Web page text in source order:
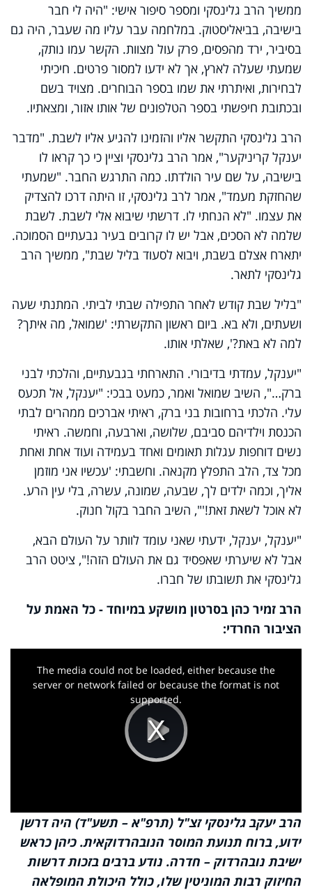
ממשיך הרב גלינסקי ומספר סיפור אישי: "היה לי חבר
בישיבה, בביאליסטוק. במלחמה עבר עליו מה שעבר, היה גם
בסיביר, ירד מהפסים, פרק עול מצוות. הקשר עמו נותק,
שמעתי שעלה לארץ, אך לא ידעו למסור פרטים. חיכיתי
לבחירות, ואיתרתי את שמו בספר הבוחרים. מצויד בשם
ובכתובת חיפשתי בספר הטלפונים של אותו אזור, ומצאתיו.
הרב גלינסקי התקשר אליו והזמינו להגיע אליו לשבת. "מדבר
יענקל קריניקער", אמר הרב גלינסקי וציין כי כך קראו לו
בישיבה, על שם עיר הולדתו. כמה התרגש החבר. "שמעתי
שהחזקת מעמד", אמר לרב גלינסקי, זו היתה דרכו להצדיק
את עצמו. "לא הנחתי לו. דרשתי שיבוא אלי לשבת. לשבת
שלמה לא הסכים, אבל יש לו קרובים בעיר גבעתיים הסמוכה.
יתארח אצלם בשבת, ויבוא לסעוד בליל שבת", ממשיך הרב
גלינסקי לתאר.
"בליל שבת קודש לאחר התפילה שבתי לביתי. המתנתי שעה
ושעתים, ולא בא. ביום ראשון התקשרתי: 'שמואל, מה איתך?
למה לא באת?', שאלתי אותו.
"יענקל, עמדתי בדיבורי. התארחתי בגבעתיים, והלכתי לבני
ברק…", השיב שמואל ואמר, כמעט בבכי: "יענקל, אל תכעס
עלי. הלכתי ברחובות בני ברק, ראיתי אברכים ממהרים לבתי
הכנסת וילדיהם סביבם, שלושה, וארבעה, וחמשה. ראיתי
נשים דוחפות עגלות תאומים ואחד בעמידה ועוד אחת ואחת
מכל צד, הלב התפלץ מקנאה. וחשבתי: 'עכשיו אני מוזמן
אליך, וכמה ילדים לך, שבעה, שמונה, עשרה, בלי עין הרע.
לא אוכל לשאת זאת!'", השיב החבר בקול חנוק.
"יענקל, יענקל, ידעתי שאני עומד לוותר על העולם הבא,
אבל לא שיערתי שאפסיד גם את העולם הזה!", ציטט הרב
גלינסקי את תשובתו של חברו.
הרב זמיר כהן בסרטון מושקע במיוחד - כל האמת על
הציבור החרדי:
Play
Video
This
The media could not be loaded, either because the
server or network failed or because the format is not
supported.
הרב יעקב גלינסקי זצ"ל (תרפ"א – תשע"ד) היה דרשן
ידוע, ברוח תנועת המוסר הנובהרדוקאית. כיהן כראש
ישיבת נובהרדוק – חדרה. נודע ברבים בזכות דרשות
החיזוק רבות המוניטין שלו, כולל היכולת המופלאה